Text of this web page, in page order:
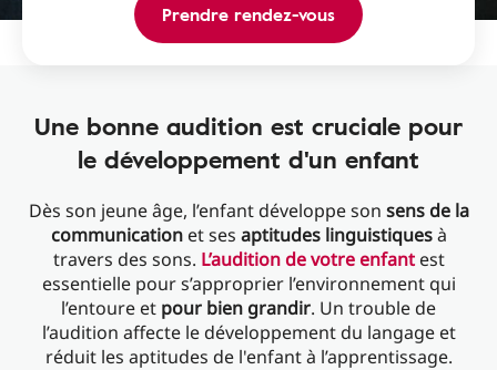
Prendre rendez-vous
Une bonne audition est cruciale pour
le développement d'un enfant
Dès son jeune âge, l’enfant développe son sens de la
communicationet ses aptitudes linguistiquesà
travers des sons. L’audition de votre enfantest
essentielle pour s’approprier l’environnement qui
l’entoure et pour bien grandir. Un trouble de
l’audition affecte le développement du langage et
réduit les aptitudes de l'enfant à l’apprentissage.